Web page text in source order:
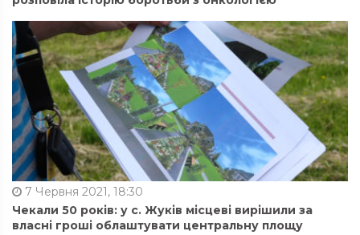
7 Червня 2021, 18:30
Чекали 50 років: у с. Жуків місцеві вирішили за
власні гроші облаштувати центральну площу